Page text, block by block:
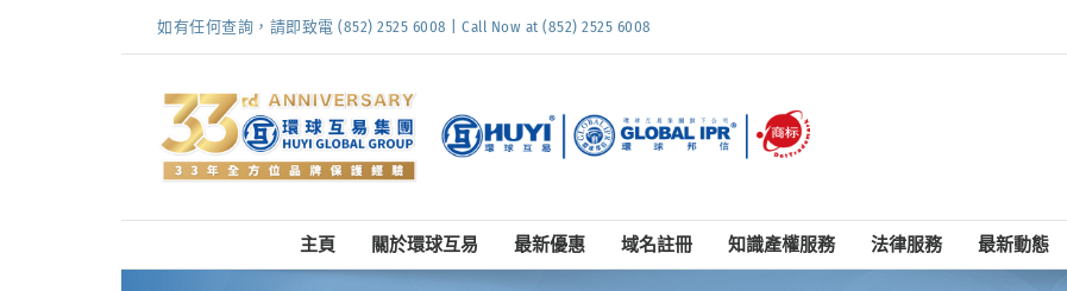
如有任何查詢，請即致電 (852) 2525 6008 | Call Now at (852) 2525 6008
主頁 關於環球互易 最新優惠 域名註冊 知識產權服務 法律服務 最新動態